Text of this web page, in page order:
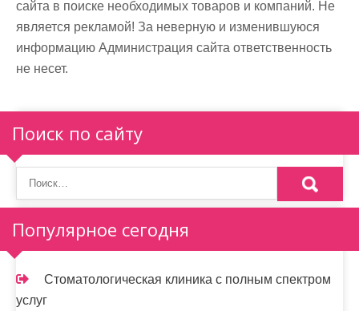
сайта в поиске необходимых товаров и компаний. Не
является рекламой! За неверную и изменившуюся
информацию Администрация сайта ответственность
не несет.
Поиск по сайту
Популярное сегодня
Стоматологическая клиника с полным спектром
услуг